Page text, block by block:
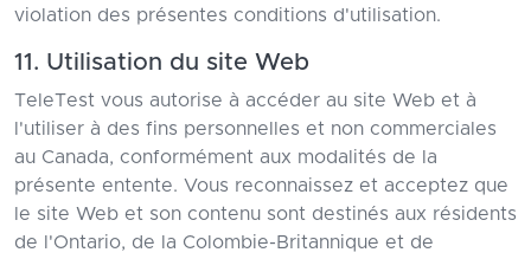
violation des présentes conditions d'utilisation.
11. Utilisation du site Web
TeleTest vous autorise à accéder au site Web et à
l'utiliser à des fins personnelles et non commerciales
au Canada, conformément aux modalités de la
présente entente. Vous reconnaissez et acceptez que
le site Web et son contenu sont destinés aux résidents
de l'Ontario, de la Colombie-Britannique et de